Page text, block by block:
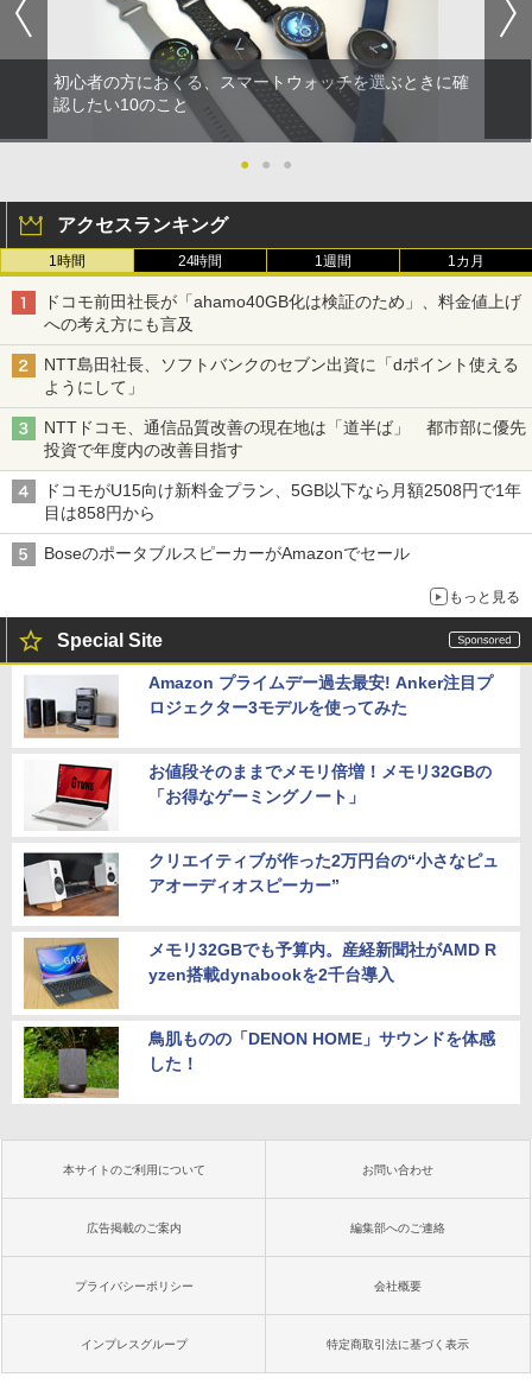
初心者の方におくる、スマートウォッチを選ぶときに確
認したい10のこと
● ● ●
アクセスランキング
1時間 24時間 1週間 1カ月
ドコモ前田社長が「ahamo40GB化は検証のため」、料金値上げ
への考え方にも言及
NTT島田社長、ソフトバンクのセブン出資に「dポイント使える
ようにして」
NTTドコモ、通信品質改善の現在地は「道半ば」 都市部に優先
投資で年度内の改善目指す
ドコモがU15向け新料金プラン、5GB以下なら月額2508円で1年
目は858円から
BoseのポータブルスピーカーがAmazonでセール
もっと見る
Special Site
Amazon プライムデー過去最安! Anker注目プ
ロジェクター3モデルを使ってみた
お値段そのままでメモリ倍増！メモリ32GBの
「お得なゲーミングノート」
クリエイティブが作った2万円台の“小さなピュ
アオーディオスピーカー”
メモリ32GBでも予算内。産経新聞社がAMD R
yzen搭載dynabookを2千台導入
鳥肌ものの「DENON HOME」サウンドを体感
した！
本サイトのご利用について お問い合わせ
広告掲載のご案内 編集部へのご連絡
プライバシーポリシー 会社概要
インプレスグループ 特定商取引法に基づく表示